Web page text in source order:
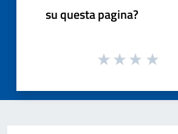
su questa pagina?